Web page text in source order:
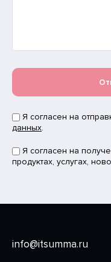
Я согласен на
данных.
Я согласен на
продуктах, услугах,
info@itsumma.ru